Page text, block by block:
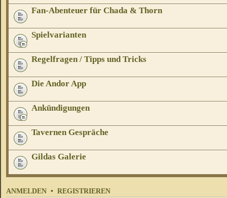
Fan-Abenteuer für Chada & Thorn
Spielvarianten
Regelfragen / Tipps und Tricks
Die Andor App
Ankündigungen
Tavernen Gespräche
Gildas Galerie
ANMELDEN • REGISTRIEREN